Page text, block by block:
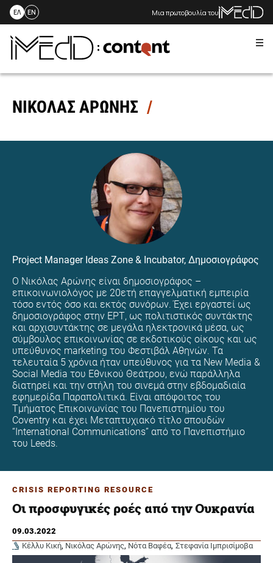
Skip
content
ΕΛ EN Μια πρωτοβουλία του
ΝΙΚΟΛΑΣ ΑΡΩΝΗΣ
Project Manager Ideas Zone & Incubator, Δημοσιογράφος
Ο Νικόλας Αρώνης είναι δημοσιογράφος –
επικοινωνιολόγος με 20ετή επαγγελματική εμπειρία
τόσο εντός όσο και εκτός συνόρων. Έχει εργαστεί ως
δημοσιογράφος στην ΕΡΤ, ως πολιτιστικός συντάκτης
και αρχισυντάκτης σε μεγάλα ηλεκτρονικά μέσα, ως
σύμβουλος επικοινωνίας σε εκδοτικούς οίκους και ως
υπεύθυνος marketing του Φεστιβάλ Αθηνών. Τα
τελευταία 5 χρόνια ήταν υπεύθυνος για τα New Media &
Social Media του Εθνικού Θεάτρου, ενώ παράλληλα
διατηρεί και την στήλη του σινεμά στην εβδομαδιαία
εφημερίδα Παραπολιτικά. Είναι απόφοιτος του
Τμήματος Επικοινωνίας του Πανεπιστημίου του
Coventry και έχει Μεταπτυχιακό τίτλο σπουδών
“International Communications” από το Πανεπιστήμιο
του Leeds.
CRISIS REPORTING RESOURCE
Οι προσφυγικές ροές από την Ουκρανία
09.03.2022
Κέλλυ Κική, Νικόλας Αρώνης, Νότα Βαφέα, Στεφανία Ιμπρισίμοβα